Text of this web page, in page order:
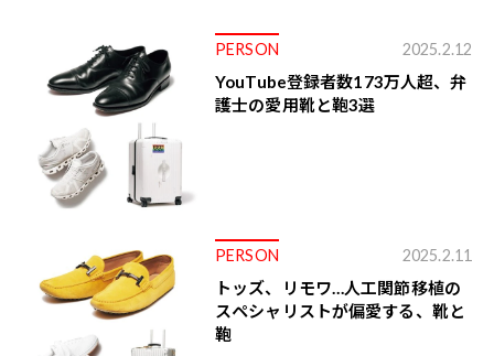
PERSON 2025.2.12
YouTube登録者数173万人超、弁
護士の愛用靴と鞄3選
PERSON 2025.2.11
トッズ、リモワ…人工関節移植の
スペシャリストが偏愛する、靴と
鞄